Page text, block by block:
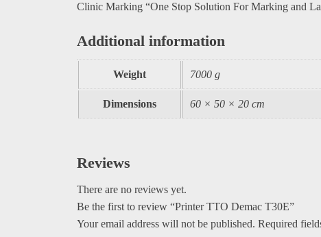
Clinic Marking “One Stop Solution For Marking and
Additional information
Weight 7000 g
Dimensions 60 × 50 × 20 cm
Reviews
There are no reviews yet.
Be the first to review “Printer TTO Demac T30E”
Your email address will not be published. Required